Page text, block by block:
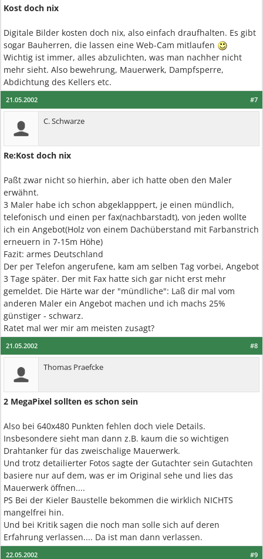
Kost doch nix
Digitale Bilder kosten doch nix, also einfach draufhalten. Es gibt
sogar Bauherren, die lassen eine Web-Cam mitlaufen
Wichtig ist immer, alles abzulichten, was man nachher nicht
mehr sieht. Also bewehrung, Mauerwerk, Dampfsperre,
Abdichtung des Kellers etc.
#7
21.05.2002
C. Schwarze
Re:Kost doch nix
Paßt zwar nicht so hierhin, aber ich hatte oben den Maler
erwähnt.
3 Maler habe ich schon abgeklapppert, je einen mündlich,
telefonisch und einen per fax(nachbarstadt), von jeden wollte
ich ein Angebot(Holz von einem Dachüberstand mit Farbanstrich
erneuern in 7-15m Höhe)
Fazit: armes Deutschland
Der per Telefon angerufene, kam am selben Tag vorbei, Angebot
3 Tage später. Der mit Fax hatte sich gar nicht erst mehr
gemeldet. Die Härte war der "mündliche": Laß dir mal vom
anderen Maler ein Angebot machen und ich machs 25%
günstiger - schwarz.
Ratet mal wer mir am meisten zusagt?
#8
21.05.2002
Thomas Praefcke
2 MegaPixel sollten es schon sein
Also bei 640x480 Punkten fehlen doch viele Details.
Insbesondere sieht man dann z.B. kaum die so wichtigen
Drahtanker für das zweischalige Mauerwerk.
Und trotz detailierter Fotos sagte der Gutachter sein Gutachten
basiere nur auf dem, was er im Original sehe und lies das
Mauerwerk öffnen....
PS Bei der Kieler Baustelle bekommen die wirklich NICHTS
mangelfrei hin.
Und bei Kritik sagen die noch man solle sich auf deren
Erfahrung verlassen.... Da ist man dann verlassen.
#9
22.05.2002